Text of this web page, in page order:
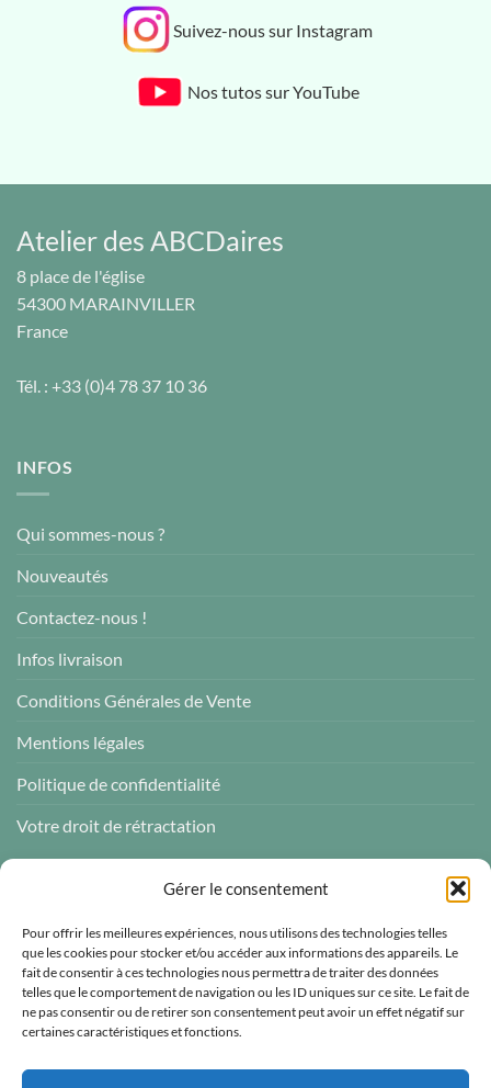
Gérer le consentement
Pour offrir les meilleures expériences, nous utilisons des technologies telles
que les cookies pour stocker et/ou accéder aux informations des appareils. Le
fait de consentir à ces technologies nous permettra de traiter des données
telles que le comportement de navigation ou les ID uniques sur ce site. Le fait de
ne pas consentir ou de retirer son consentement peut avoir un effet négatif sur
certaines caractéristiques et fonctions.
Suivez-nous sur Instagram
Nos tutos sur YouTube
Atelier des ABCDaires
8 place de l'église
54300 MARAINVILLER
France
Tél. : +33 (0)4 78 37 10 36
INFOS
Qui sommes-nous ?
Nouveautés
Contactez-nous !
Infos livraison
Conditions Générales de Vente
Mentions légales
Politique de confidentialité
Votre droit de rétractation
Atelier des ABCDaires